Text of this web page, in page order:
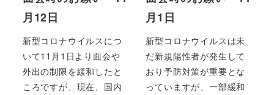
月12日
新型コロナウイルスにつ
いて11月1日より面会や
外出の制限を緩和したと
ころですが、現在、国内
月1日
新型コロナウイルスは未
だ新規陽性者が発生して
おり予防対策が重要とな
っていますが、一部緩和